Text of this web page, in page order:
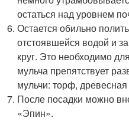
остаться над уровнем
Остается обильно
отстоявшейся водой и
круг. Это необходимо
мульча препятствует
мульчи: торф, древесная
После посадки можно
«Эпин».